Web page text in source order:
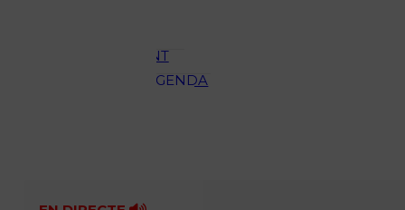
AMBIENT
AGENDA
Fes-te'n soci!